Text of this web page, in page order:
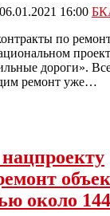
06.01.2021 16:00
по
дороги».
ремонт уже…
около